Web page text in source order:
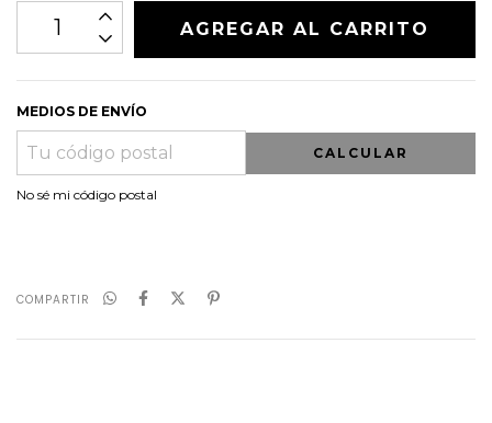
MEDIOS DE ENVÍO
CALCULAR
No sé mi código postal
COMPARTIR